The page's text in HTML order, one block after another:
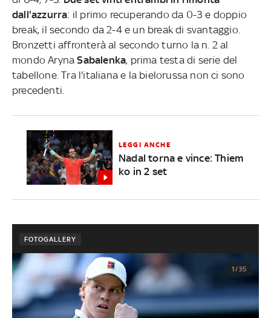
dall'azzurra: il primo recuperando da 0-3 e doppio
break, il secondo da 2-4 e un break di svantaggio.
Bronzetti affronterà al secondo turno la n. 2 al
mondo ArynaSabalenka, prima testa di serie del
tabellone. Tra l'italiana e la bielorussa non ci sono
precedenti.
LEGGI ANCHE
Nadal torna e vince: Thiem
ko in 2 set
FOTOGALLERY
1/35